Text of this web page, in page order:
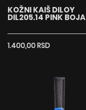
KOŽNI KAIŠ DILOY
DIL205.14 PINK BOJA
1.400,00 RSD